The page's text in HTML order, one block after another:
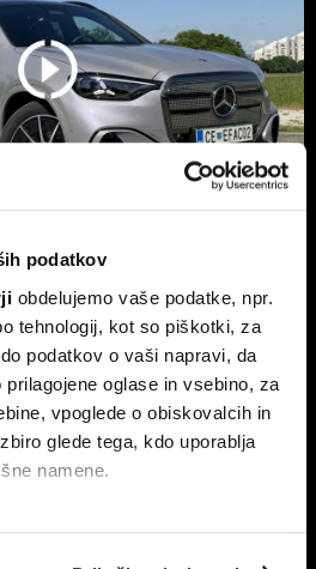
podatkov
obdelujemo vaše podatke, npr.
tehnologij, kot so piškotki, za
podatkov o vaši napravi, da
oglase in vsebino, za
vpoglede o obiskovalcih in
glede tega, kdo uporablja
namene.
o vaši geografski lokaciji, ki so
GLC: Tvegana
ali genialni
z elektrificirano uspešnico
smeri pogonske alternative.